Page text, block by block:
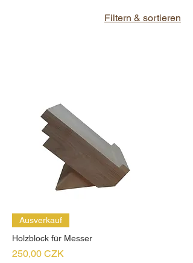
Filtern & sortieren
Ausverkauf
Holzblock für Messer
Preis
250,00 CZK